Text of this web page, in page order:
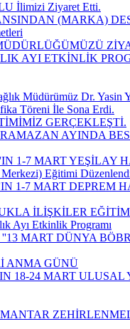
İlimizi Ziyaret Etti.
(MARKA)
AYI ETKİNLİK
Müdürümüz Dr. Yasin
Töreni İle Sona Erdi.
GERÇEKLEŞTİ.
AYINDA
1-7 MART YEŞİLAY
Eğitimi
1-7 MART DEPREM
İLİŞKİLER
Ayı Etkinlik Programı
MART DÜNYA
ANMA GÜNÜ
18-24 MART ULUSAL